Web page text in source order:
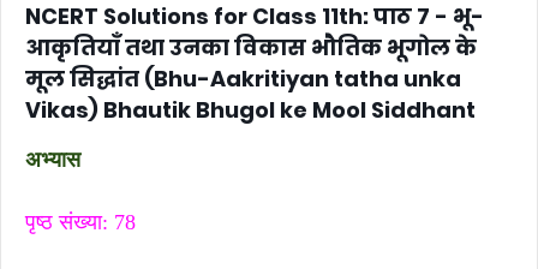
NCERT Solutions for Class 11th: पाठ 7 - भू-
आकृतियाँ तथा उनका विकास भौतिक भूगोल के
मूल सिद्धांत (Bhu-Aakritiyan tatha unka
Vikas) Bhautik Bhugol ke Mool Siddhant
अभ्यास
पृष्ठ संख्या: 78